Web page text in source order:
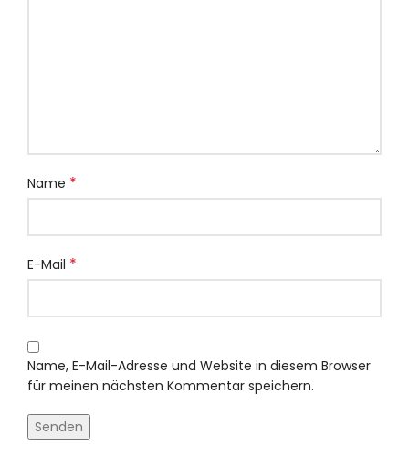
Name *
E-Mail *
Name, E-Mail-Adresse und Website in diesem Browser
für meinen nächsten Kommentar speichern.